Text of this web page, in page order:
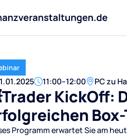
.01.2025 11:00–12:00 PC zu
KickOff:
Programm erwartet Sie am